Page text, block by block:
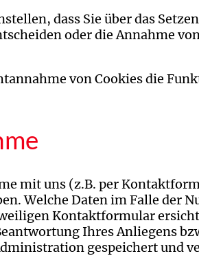
dass Sie über das
oder die Annahme
von Cookies die
mit uns (z.B. per
Welche Daten im Falle der
Kontaktformular
Ihres Anliegens
gespeichert und